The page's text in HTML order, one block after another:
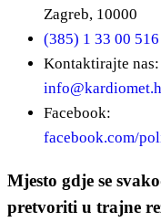
Zagreb, 10000
(385) 1 33 00 516
Kontaktirajte nas:
Facebook:
facebook.com/
Mjesto gdje se
pretvoriti u trajne